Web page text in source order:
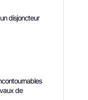
disjoncteur
de